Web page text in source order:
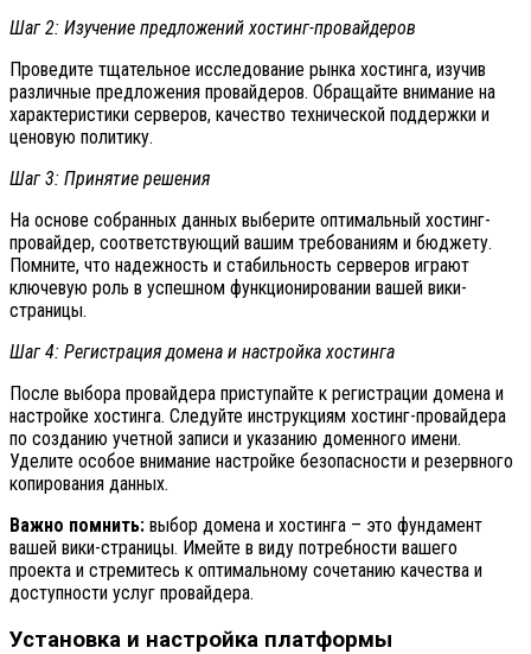
Шаг 2: Изучение предложений хостинг-провайдеров
Проведите тщательное исследование рынка хостинга, изучив
различные предложения провайдеров. Обращайте внимание на
характеристики серверов, качество технической поддержки и
ценовую политику.
Шаг 3: Принятие решения
На основе собранных данных выберите оптимальный хостинг-
провайдер, соответствующий вашим требованиям и бюджету.
Помните, что надежность и стабильность серверов играют
ключевую роль в успешном функционировании вашей вики-
страницы.
Шаг 4: Регистрация домена и настройка хостинга
После выбора провайдера приступайте к регистрации домена и
настройке хостинга. Следуйте инструкциям хостинг-провайдера
по созданию учетной записи и указанию доменного имени.
Уделите особое внимание настройке безопасности и резервного
копирования данных.
Важно помнить: выбор домена и хостинга – это фундамент
вашей вики-страницы. Имейте в виду потребности вашего
проекта и стремитесь к оптимальному сочетанию качества и
доступности услуг провайдера.
Установка и настройка платформы